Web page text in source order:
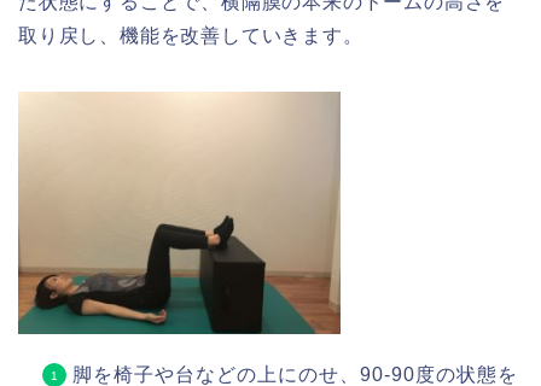
取り戻し、機能を改善していきます。
脚を椅子や台などの上にのせ、90-90度の状態を